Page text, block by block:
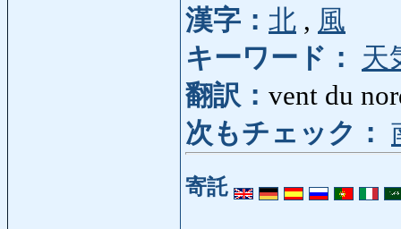
漢字： 北 , 風
キーワード：
天
翻訳： vent du
次もチェック：
寄託